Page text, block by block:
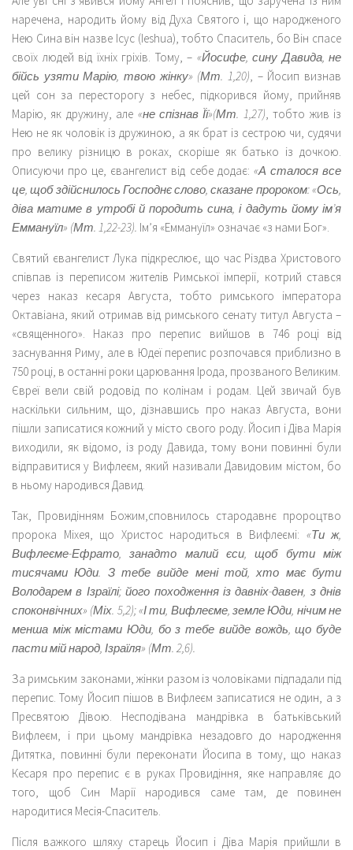
наречена, народить йому від Духа Святого і, що народженого
Нею Сина він назве Ісус (Iеshuа), тобто Спаситель, бо Він спасе
своїх людей від їхніх гріхів. Тому, – «Йосифе, сину Давида, не
бійсь узяти Марію, твою жінку» (Мт. 1,20), – Йосип визнав
цей сон за пересторогу з небес, підкорився йому, прийняв
Марію, як дружину, але «не спізнав Її»(Мт. 1,27), тобто жив із
Нею не як чоловік із дружиною, а як брат із сестрою чи, судячи
про велику різницю в роках, скоріше як батько із дочкою.
Описуючи про це, євангелист від себе додає: «А сталося все
це, щоб здійснилось Господнє слово, сказане пророком: «Ось,
діва матиме в утробі й породить сина, і дадуть йому ім’я
Еммануїл» (Мт. 1,22-23). Ім’я «Еммануїл» означає «з нами Бог».
Святий євангелист Лука підкреслює, що час Різдва Христового
співпав із переписом жителів Римської імперії, котрий стався
через наказ кесаря Августа, тобто римського імператора
Октавіана, який отримав від римського сенату титул Августа –
«священного». Наказ про перепис вийшов в 746 році від
заснування Риму, але в Юдеї перепис розпочався приблизно в
750 році, в останні роки царювання Ірода, прозваного Великим.
Євреї вели свій родовід по колінам і родам. Цей звичай був
наскільки сильним, що, дізнавшись про наказ Августа, вони
пішли записатися кожний у місто свого роду. Йосип і Діва Марія
виходили, як відомо, із роду Давида, тому вони повинні були
відправитися у Вифлеєм, який називали Давидовим містом, бо
в ньому народився Давид.
Так, Провидінням Божим,сповнилось стародавнє пророцтво
пророка Міхея, що Христос народиться в Вифлеємі: «Ти ж,
Вифлеєме-Ефрато, занадто малий єси, щоб бути між
тисячами Юди. З тебе вийде мені той, хто має бути
Володарем в Ізраїлі; його походження із давніх-давен, з днів
споконвічних» (Міх. 5,2); «І ти, Вифлеєме, земле Юди, нічим не
менша між містами Юди, бо з тебе вийде вождь, що буде
пасти мій народ, Ізраїля» (Мт. 2,6).
За римським законами, жінки разом із чоловіками підпадали під
перепис. Тому Йосип пішов в Вифлеєм записатися не один, а з
Пресвятою Дівою. Несподівана мандрівка в батьківський
Вифлеєм, і при цьому мандрівка незадовго до народження
Дитятка, повинні були переконати Йосипа в тому, що наказ
Кесаря про перепис є в руках Провидіння, яке направляє до
того, щоб Син Марії народився саме там, де повинен
народитися Месія-Спаситель.
Після важкого шляху старець Йосип і Діва Марія прийшли в